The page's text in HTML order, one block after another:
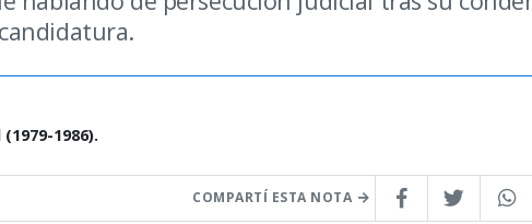
1986).
COMPARTÍ ESTA NOTA